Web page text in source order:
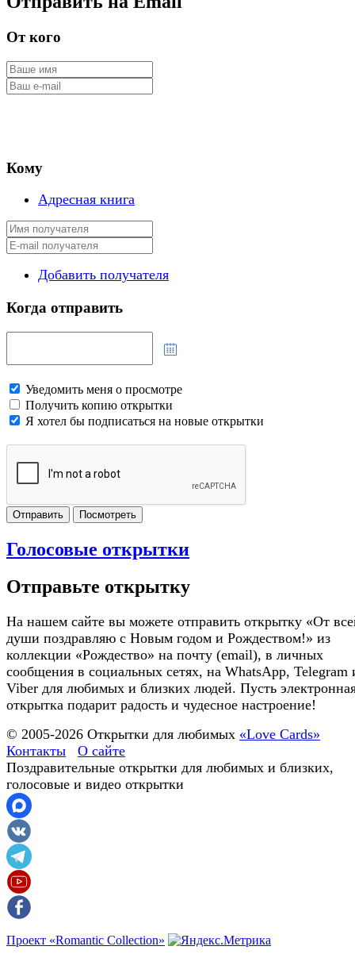
От кого
Кому
Адресная книга
Добавить получателя
Когда отправить
Уведомить меня о просмотре
Получить копию открытки
Я хотел бы подписаться на новые открытки
Отправить Посмотреть
Голосовые открытки
Отправьте открытку
На нашем сайте вы можете отправить открытку «От
души поздравляю с Новым годом и Рождеством!» из
коллекции «Рождество» на почту (email), в личных
сообщения в социальных сетях, на WhatsApp, Telegram
Viber для любимых и близких людей. Пусть
открытка подарит радость и чудесное настроение!
© 2005-2026 Открытки для любимых «Love Cards»
Контакты
О сайте
Поздравительные открытки для любимых и близких,
голосовые и видео открытки
Проект «Romantic Collection»